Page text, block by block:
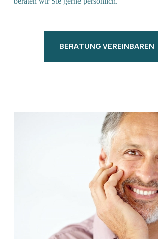
BERATUNG VEREINBAREN